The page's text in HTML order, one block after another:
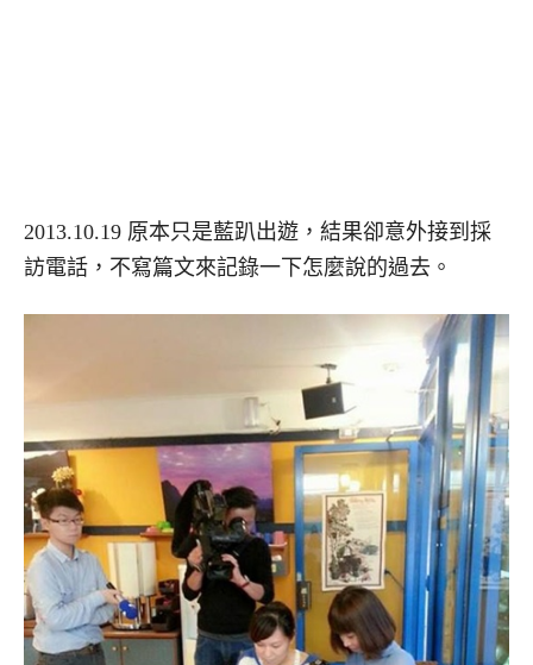
2013.10.19 原本只是藍趴出遊，結果卻意外接到採
訪電話，不寫篇文來記錄一下怎麼說的過去。